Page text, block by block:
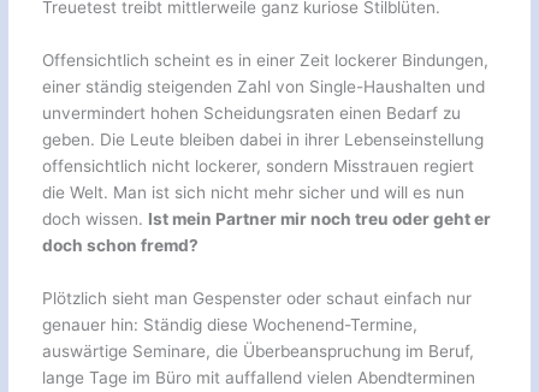
Treuetest treibt mittlerweile ganz kuriose Stilblüten.
Offensichtlich scheint es in einer Zeit lockerer Bindungen,
einer ständig steigenden Zahl von Single-Haushalten und
unvermindert hohen Scheidungsraten einen Bedarf zu
geben. Die Leute bleiben dabei in ihrer Lebenseinstellung
offensichtlich nicht lockerer, sondern Misstrauen regiert
die Welt. Man ist sich nicht mehr sicher und will es nun
doch wissen. Ist mein Partner mir noch treu oder geht er
doch schon fremd?
Plötzlich sieht man Gespenster oder schaut einfach nur
genauer hin: Ständig diese Wochenend-Termine,
auswärtige Seminare, die Überbeanspruchung im Beruf,
lange Tage im Büro mit auffallend vielen Abendterminen